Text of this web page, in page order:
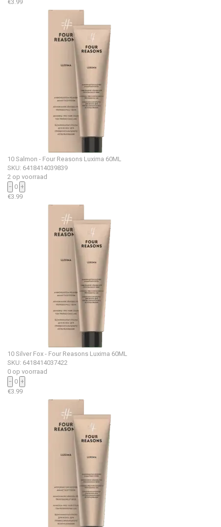
€3.99
10 Salmon - Four Reasons Luxima 60ML
SKU: 6418414039839
2 op voorraad
− 0 +
€3.99
10 Silver Fox - Four Reasons Luxima 60ML
SKU: 6418414037422
0 op voorraad
− 0 +
€3.99